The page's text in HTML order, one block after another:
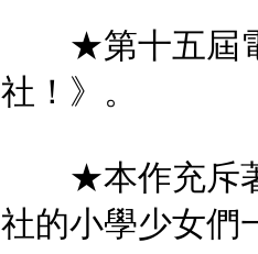
★第十五屆電
社！》。
★本作充斥著
社的小學少女們